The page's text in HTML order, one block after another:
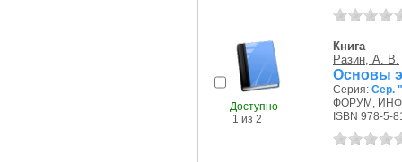
Доступно
1 из 2
Книга
Разин, А. В.
Основы
Серия: Сер.
ФОРУМ,
ISBN 978-5-